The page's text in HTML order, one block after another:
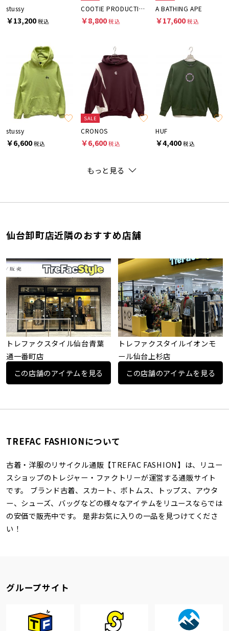
stussy
￥13,200税込
COOTIE PRODUCTIONS
￥8,800税込
A BATHING APE
￥17,600税込
stussy
￥6,600税込
SALE
CRONOS
￥6,600税込
HUF
￥4,400税込
もっと見る
仙台卸町店近隣のおすすめ店舗
トレファクスタイル仙台青葉
通一番町店
この店舗のアイテムを見る
トレファクスタイルイオンモ
ール仙台上杉店
この店舗のアイテムを見る
TREFAC FASHIONについて
古着・洋服のリサイクル通販【TREFAC FASHION】は、リユー
スショップのトレジャー・ファクトリーが運営する通販サイト
です。 ブランド古着、スカート、ボトムス、トップス、アウタ
ー、シューズ、バッグなどの様々なアイテムをリユースならでは
の安価で販売中です。 是非お気に入りの一品を見つけてくださ
い！
グループサイト